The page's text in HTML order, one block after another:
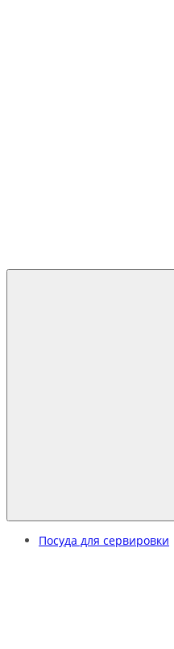
Посуда для сервировки